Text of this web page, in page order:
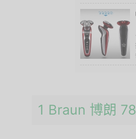
1 Braun 博朗